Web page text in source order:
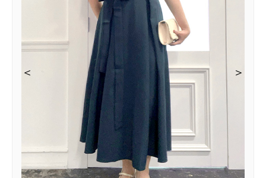
＜ ＞
＜ ＞
＜ ＞